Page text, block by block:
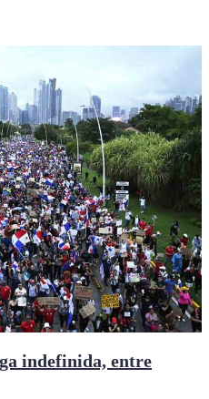
indefinida, entre